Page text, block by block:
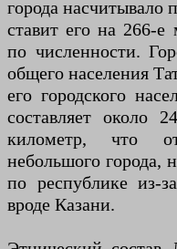
города насчитывало
ставит его на 266-е
по численности.
общего населения
его городского
составляет около
километр, что
небольшого города,
по республике из-
вроде Казани.